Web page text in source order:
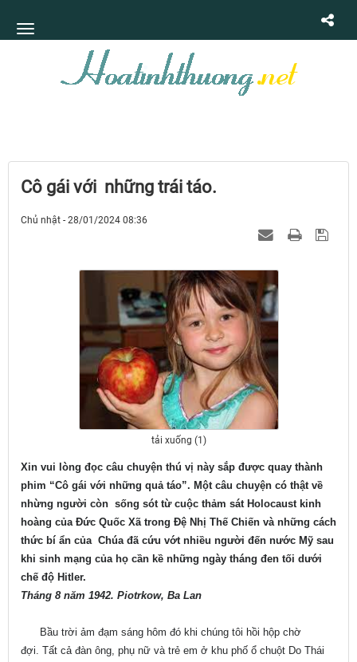
Cô gái với những trái táo.
Chủ nhật - 28/01/2024 08:36
tải xuống (1)
Xin vui lòng đọc câu chuyện thú vị này sắp được quay thành
phim “Cô gái với những quả táo”. Một câu chuyện có thật về
nhừng người còn sống sót từ cuộc thảm sát Holocaust kinh
hoàng của Đức Quốc Xã trong Đệ Nhị Thế Chiến và những cách
thức bí ẩn của Chúa đã cứu vớt nhiều người đến nước Mỹ sau
khi sinh mạng của họ cần kề những ngày tháng đen tối dưới
chế độ Hitler.
Tháng 8 năm 1942. Piotrkow, Ba Lan
Bầu trời ảm đạm sáng hôm đó khi chúng tôi hồi hộp chờ
đợi. Tất cả đàn ông, phụ nữ và trẻ em ở khu phố ổ chuột Do Thái